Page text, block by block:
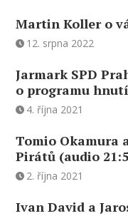
Martin Koller o
12. srpna 2022
Jarmark SPD
o programu
4. října 2021
Tomio Okamura
Pirátů (audio
2. října 2021
Ivan David a